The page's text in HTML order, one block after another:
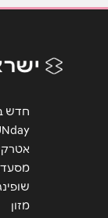
חדש
מזון